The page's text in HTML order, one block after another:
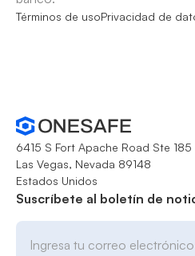
Términos de usoPrivacidad de
6415 S Fort Apache Road Ste 185
Las Vegas, Nevada 89148
Estados Unidos
Suscríbete al boletín de